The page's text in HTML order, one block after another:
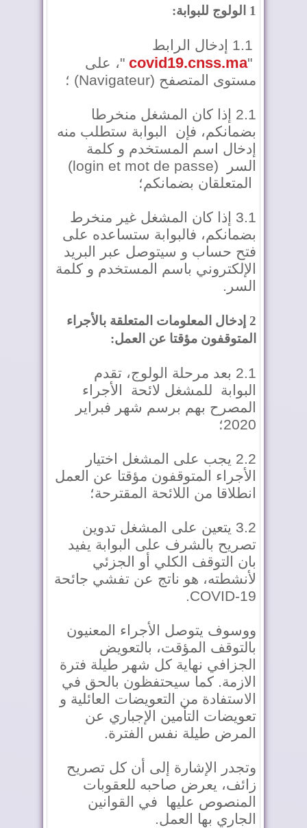
1 الولوج للبوابة:
1.1 إدخال الرابط
"
covid19.cnss.ma "، على
مستوى المتصفح (Navigateur) ؛
2.1 إذا كان المشغل منخرطا
بضمانكم، فإن البوابة ستطلب منه
إدخال اسم المستخدم و كلمة
السر (login et mot de passe)
المتعلقان بضمانكم؛
3.1 إذا كان المشغل غير منخرط
بضمانكم، فالبوابة ستساعده على
فتح حساب و سيتوصل عبر البريد
الإلكتروني باسم المستخدم و كلمة
السر.
2 إدخال المعلومات المتعلقة بالأجراء
المتوقفون مؤقتا عن العمل:
2.1 بعد مرحلة الولوج، تقدم
البوابة للمشغل لائحة الأجراء
المصرح بهم برسم شهر فبراير
2020؛
2.2 يجب على المشغل اختيار
الأجراء المتوقفون مؤقتا عن العمل
انطلاقا من اللائحة المقترحة؛
3.2 يتعين على المشغل تدوين
تصريح بالشرف على البوابة يفيد
بان التوقف الكلي أو الجزئي
لأنشطته، هو ناتج عن تفشي جائحة
COVID-19.
ووسوف يتوصل الأجراء المعنيون
بالتوقف المؤقت، بالتعويض
الجزافي نهاية كل شهر طيلة فترة
الازمة. كما سيحتفظون بالحق في
الاستفادة من التعويضات العائلية و
تعويضات التأمين الإجباري عن
المرض طيلة نفس الفترة.
وتجدر الإشارة إلى أن كل تصريح
زائف، يعرض صاحبه للعقوبات
المنصوص عليها في القوانين
الجاري بها العمل.